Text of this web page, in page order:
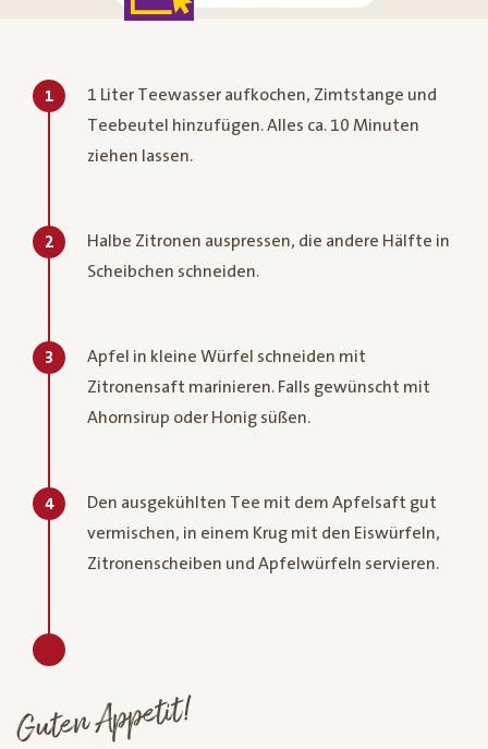
1
1 Liter Teewasser aufkochen, Zimtstange und
Teebeutel hinzufügen. Alles ca. 10 Minuten
ziehen lassen.
2
Halbe Zitronen auspressen, die andere Hälfte in
Scheibchen schneiden.
3
Apfel in kleine Würfel schneiden mit
Zitronensaft marinieren. Falls gewünscht mit
Ahornsirup oder Honig süßen.
4
Den ausgekühlten Tee mit dem Apfelsaft gut
vermischen, in einem Krug mit den Eiswürfeln,
Zitronenscheiben und Apfelwürfeln servieren.
Guten Appetit!